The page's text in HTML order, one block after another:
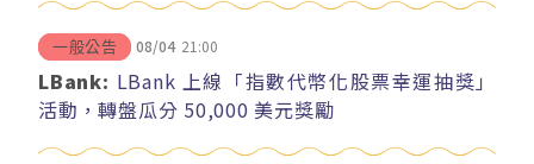
一般公告 08/04 21:00
LBank: LBank 上線「指數代幣化股票幸運抽獎」
活動，轉盤瓜分 50,000 美元獎勵